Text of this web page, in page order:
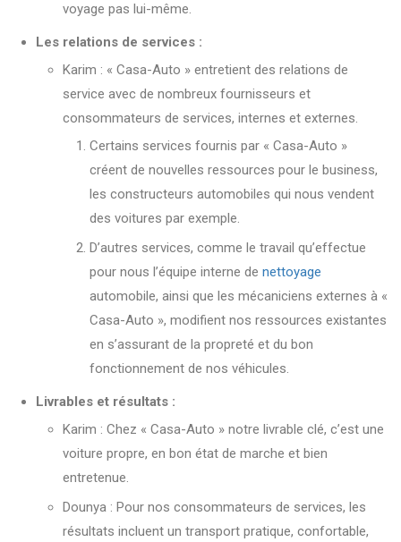
voyage pas lui-même.
Les relations de services :
Karim : « Casa-Auto » entretient des relations de
service avec de nombreux fournisseurs et
consommateurs de services, internes et externes.
Certains services fournis par « Casa-Auto »
créent de nouvelles ressources pour le business,
les constructeurs automobiles qui nous vendent
des voitures par exemple.
D’autres services, comme le travail qu’effectue
pour nous l’équipe interne de nettoyage
automobile, ainsi que les mécaniciens externes à «
Casa-Auto », modifient nos ressources existantes
en s’assurant de la propreté et du bon
fonctionnement de nos véhicules.
Livrables et résultats :
Karim : Chez « Casa-Auto » notre livrable clé, c’est une
voiture propre, en bon état de marche et bien
entretenue.
Dounya : Pour nos consommateurs de services, les
résultats incluent un transport pratique, confortable,